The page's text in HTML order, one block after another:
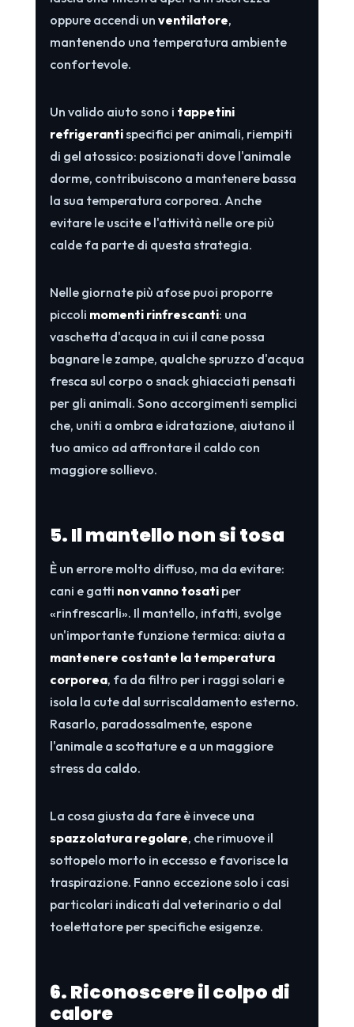
oppure accendi un ventilatore,
mantenendo una temperatura ambiente
confortevole.
Un valido aiuto sono i tappetini
refrigerantispecifici per animali, riempiti
di gel atossico: posizionati dove l'animale
dorme, contribuiscono a mantenere bassa
la sua temperatura corporea. Anche
evitare le uscite e l'attività nelle ore più
calde fa parte di questa strategia.
Nelle giornate più afose puoi proporre
piccoli momenti rinfrescanti: una
vaschetta d'acqua in cui il cane possa
bagnare le zampe, qualche spruzzo d'acqua
fresca sul corpo o snack ghiacciati pensati
per gli animali. Sono accorgimenti semplici
che, uniti a ombra e idratazione, aiutano il
tuo amico ad affrontare il caldo con
maggiore sollievo.
5. Il mantello non si tosa
È un errore molto diffuso, ma da evitare:
cani e gatti non vanno tosatiper
«rinfrescarli». Il mantello, infatti, svolge
un'importante funzione termica: aiuta a
mantenere costante la temperatura
corporea, fa da filtro per i raggi solari e
isola la cute dal surriscaldamento esterno.
Rasarlo, paradossalmente, espone
l'animale a scottature e a un maggiore
stress da caldo.
La cosa giusta da fare è invece una
spazzolatura regolare, che rimuove il
sottopelo morto in eccesso e favorisce la
traspirazione. Fanno eccezione solo i casi
particolari indicati dal veterinario o dal
toelettatore per specifiche esigenze.
6. Riconoscere il colpo di
calore